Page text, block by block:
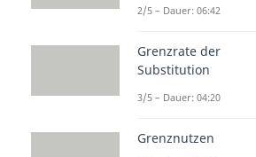
Die
untersucht
von
2/5 – Dauer: 06:42
Grenzrate der
Substitution
3/5 – Dauer: 04:20
Grenznutzen